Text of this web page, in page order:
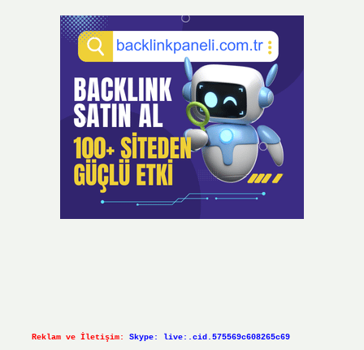
Reklam ve İletişim: Skype: live:.cid.575569c608265c69